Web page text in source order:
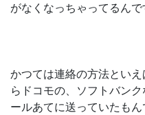
がなくなっちゃってるんで
かつては連絡の方法とい
らドコモの、ソフトバン
ールあてに送っていたも